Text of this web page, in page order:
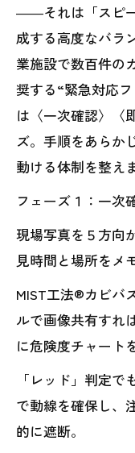
――それは「スピ
成する高度なバラ
業施設で数百件の
奨する“緊急対応
は〈一次確認〉〈
ズ。手順をあらか
動ける体制を整え
フェーズ１：一次
現場写真を５方向
見時間と場所をメモ
MIST工法®カビバ
ルで画像共有すれ
に危険度チャート
「レッド」判定
で動線を確保し、
的に遮断。